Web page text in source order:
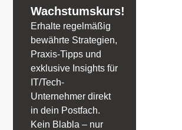
Wachstumskurs!
Erhalte regelmäßig
bewährte Strategien,
Praxis-Tipps und
exklusive Insights für
IT/Tech-
Unternehmer direkt
in dein Postfach.
Kein Blabla – nur